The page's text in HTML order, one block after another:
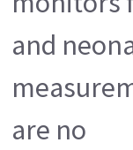
and
are no